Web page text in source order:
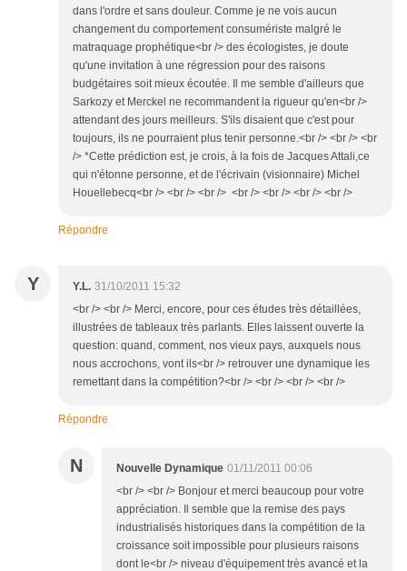
dans l'ordre et sans douleur. Comme je ne vois aucun
changement du comportement consumériste malgré le
matraquage prophétique<br /> des écologistes, je doute
qu'une invitation à une régression pour des raisons
budgétaires soit mieux écoutée. Il me semble d'ailleurs que
Sarkozy et Merckel ne recommandent la rigueur qu'en<br />
attendant des jours meilleurs. S'ils disaient que c'est pour
toujours, ils ne pourraient plus tenir personne.<br /> <br /> <br
/> *Cette prédiction est, je crois, à la fois de Jacques Attali,ce
qui n'étonne personne, et de l'écrivain (visionnaire) Michel
Houellebecq<br /> <br /> <br /> <br /> <br /> <br /> <br />
Répondre
Y Y.L. 31/10/2011 15:32
<br /> <br /> Merci, encore, pour ces études très détaillées,
illustrées de tableaux très parlants. Elles laissent ouverte la
question: quand, comment, nos vieux pays, auxquels nous
nous accrochons, vont ils<br /> retrouver une dynamique les
remettant dans la compétition?<br /> <br /> <br /> <br />
Répondre
N Nouvelle Dynamique 01/11/2011 00:06
<br /> <br /> Bonjour et merci beaucoup pour votre
appréciation. Il semble que la remise des pays
industrialisés historiques dans la compétition de la
croissance soit impossible pour plusieurs raisons
dont le<br /> niveau d'équipement très avancé et la